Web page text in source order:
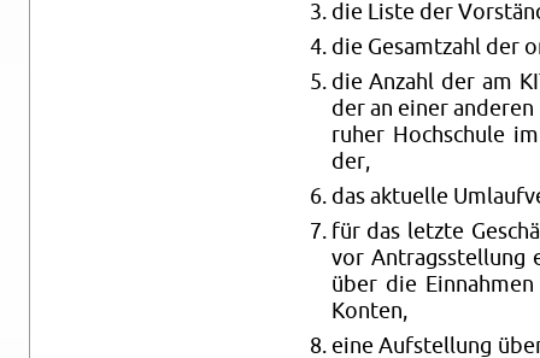
die Liste der
die Ge­samt­zahl der
die An­zahl der am
der an einer an­de­ren
ruher Hoch­schu­le
der,
das ak­tu­el­le
für das letz­te
vor An­trags­stel­lung
über die
Kon­ten,
eine Auf­stel­lung